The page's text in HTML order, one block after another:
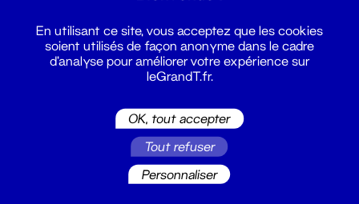
En utilisant ce site, vous acceptez que les cookies
soient utilisés de façon anonyme dans le cadre
d'analyse pour améliorer votre expérience sur
leGrandT.fr.
OK, tout accepter
Tout refuser
Personnaliser